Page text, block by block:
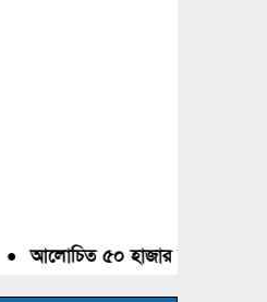
আলোচিত ৫০ হাজার পিস ইয়াবা